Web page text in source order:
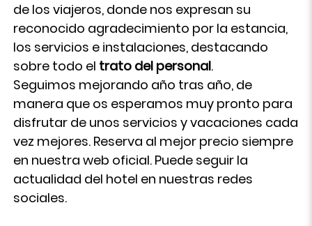
de los viajeros, donde nos expresan su
reconocido agradecimiento por la estancia,
los servicios e instalaciones, destacando
sobre todo el trato del personal.
Seguimos mejorando año tras año, de
manera que os esperamos muy pronto para
disfrutar de unos servicios y vacaciones cada
vez mejores. Reserva al mejor precio siempre
en nuestra web oficial. Puede seguir la
actualidad del hotel en nuestras redes
sociales.